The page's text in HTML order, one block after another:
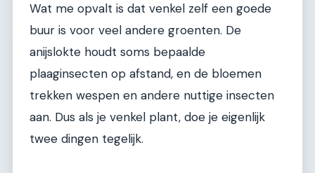
Wat me opvalt is dat venkel zelf een goede
buur is voor veel andere groenten. De
anijslokte houdt soms bepaalde
plaaginsecten op afstand, en de bloemen
trekken wespen en andere nuttige insecten
aan. Dus als je venkel plant, doe je eigenlijk
twee dingen tegelijk.